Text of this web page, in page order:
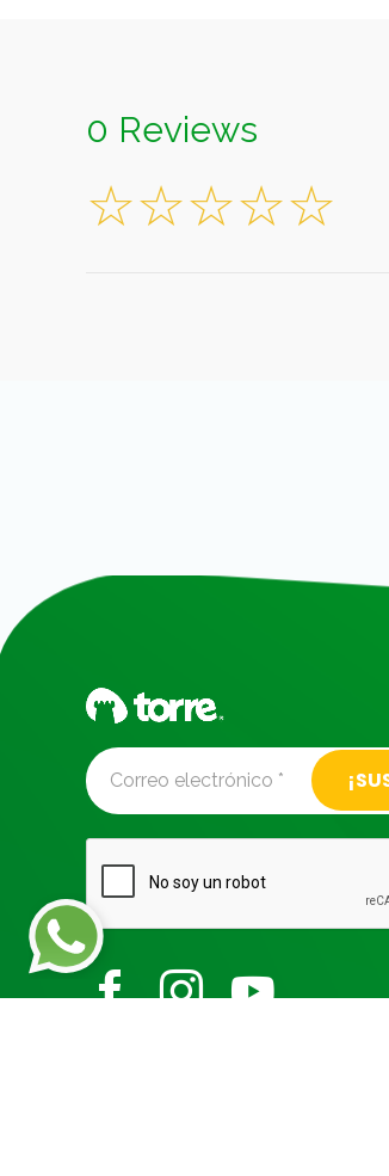
0 Reviews
Alternative: